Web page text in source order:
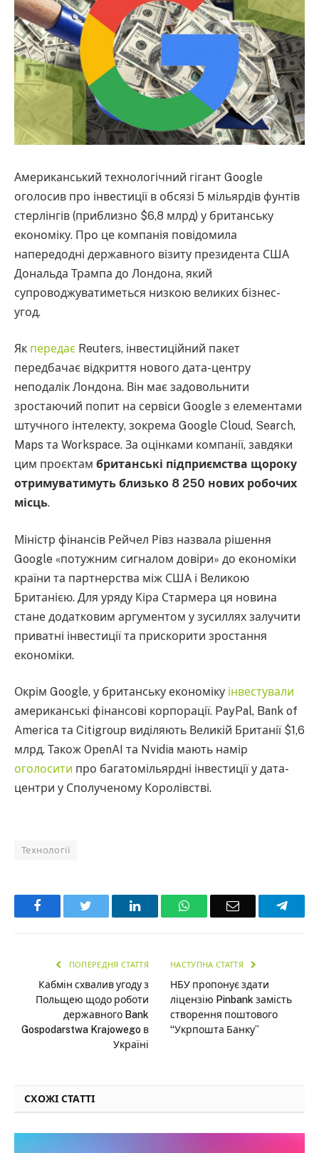
Американський технологічний гігант Google
оголосив про інвестиції в обсязі 5 мільярдів фунтів
стерлінгів (приблизно $6,8 млрд) у британську
економіку. Про це компанія повідомила
напередодні державного візиту президента США
Дональда Трампа до Лондона, який
супроводжуватиметься низкою великих бізнес-
угод.
Як передає Reuters, інвестиційний пакет
передбачає відкриття нового дата-центру
неподалік Лондона. Він має задовольнити
зростаючий попит на сервіси Google з елементами
штучного інтелекту, зокрема Google Cloud, Search,
Maps та Workspace. За оцінками компанії, завдяки
цим проєктам британські підприємства щороку
отримуватимуть близько 8 250 нових робочих
місць.
Міністр фінансів Рейчел Рівз назвала рішення
Google «потужним сигналом довіри» до економіки
країни та партнерства між США і Великою
Британією. Для уряду Кіра Стармера ця новина
стане додатковим аргументом у зусиллях залучити
приватні інвестиції та прискорити зростання
економіки.
Окрім Google, у британську економіку інвестували
американські фінансові корпорації. PayPal, Bank of
America та Citigroup виділяють Великій Британії $1,6
млрд. Також OpenAI та Nvidia мають намір
оголосити про багатомільярдні інвестиції у дата-
центри у Сполученому Королівстві.
Технології
Facebook LinkedInWhatsAppEmail
ПОПЕРЕДНЯ СТАТТЯ
Кабмін схвалив угоду з
Польщею щодо роботи
державного Bank
Gospodarstwa Krajowego в
Україні
НАСТУПНА СТАТТЯ
НБУ пропонує здати
ліцензію Pinbank замість
створення поштового
“Укрпошта Банку”
СХОЖІ СТАТТІ